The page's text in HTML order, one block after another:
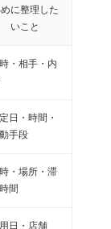
に整理した
いこと
・相手・内
日・時間・
手段
・場所・滞
間
日・店舗